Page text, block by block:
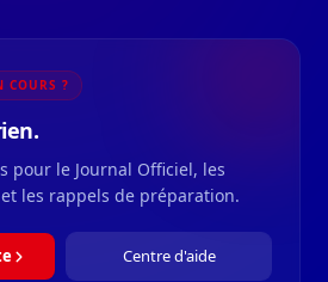
COURS ?
pour le Journal Officiel, les
les rappels de préparation.
Centre d'aide